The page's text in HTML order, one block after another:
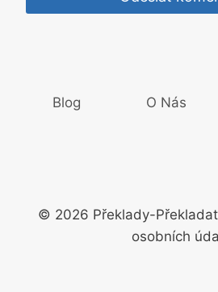
Blog O Nás
© 2026 Překlady-
osobních